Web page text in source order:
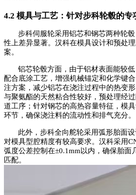
4.2 模具与工艺：针对步科轮毂的专
步科伺服轮采用铝芯和钢芯两种轮
性上差异显著。汉科在模具设计和预处
案。
铝芯轮毂方面，由于铝材表面能较
配合底涂工艺，增强机械锚定和化学键
注方案，减少铝芯在浇注过程中的热变
与聚氨酯的天然粘合性较好，预处理经
道工序；针对钢芯的高热容量特征，模
环节，确保浇注料的流动性和排气充分。
此外，步科全向舵轮采用弧形胎面
对模具型腔精度有较高要求。汉科采用
弧度公差控制在±0.1mm以内，确保胎面
匹配。